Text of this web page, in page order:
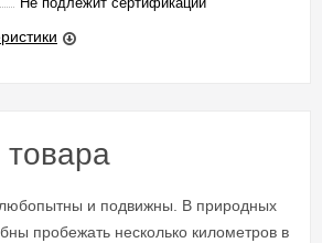
и подвижны. В природных
пробежать несколько километров в